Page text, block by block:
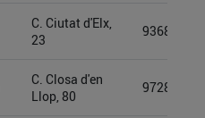
C. Ciutat d'Elx,
23
C. Closa d'en
Llop, 80